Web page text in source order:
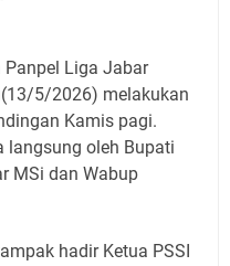
Panpel Liga Jabar
5/2026) melakukan
Kamis pagi.
langsung oleh Bupati
MSi dan Wabup
hadir Ketua PSSI